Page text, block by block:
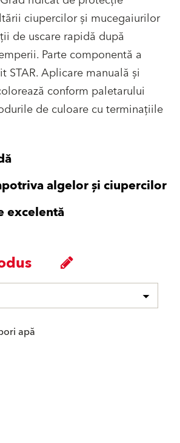
ciupercilor şi mucegaiurilor
de uscare rapidă după
Parte componentă a
STAR. Aplicare manuală şi
conform paletarului
de culoare cu terminaţiile
algelor și ciupercilor
excelentă
apă